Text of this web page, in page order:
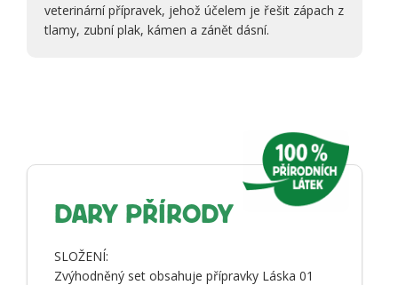
veterinární přípravek, jehož účelem je řešit zápach z
tlamy, zubní plak, kámen a zánět dásní.
DARY PŘÍRODY
SLOŽENÍ:
Zvýhodněný set obsahuje přípravky Láska 01